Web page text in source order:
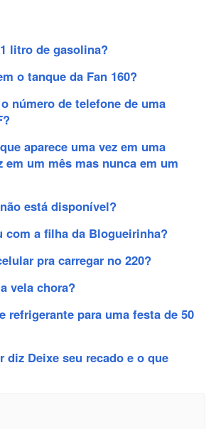
litro de gasolina?
o tanque da Fan 160?
número de telefone de uma
aparece uma vez em uma
em um mês mas nunca em um
está disponível?
com a filha da Blogueirinha?
pra carregar no 220?
vela chora?
refrigerante para uma festa de 50
diz Deixe seu recado e o que